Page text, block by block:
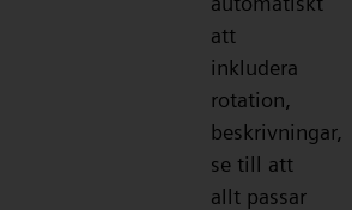
att
inkludera
rotation,
beskrivningar,
se till att
allt passar